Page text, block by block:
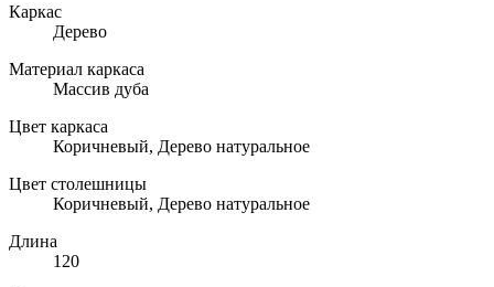
Каркас
Дерево
Материал каркаса
Массив дуба
Цвет каркаса
Коричневый, Дерево натуральное
Цвет столешницы
Коричневый, Дерево натуральное
Длина
120